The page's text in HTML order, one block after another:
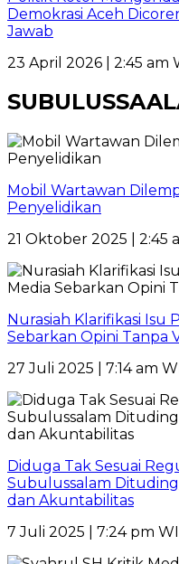
Demokrasi Aceh
Jawab
23 April 2026 | 2:45 am
Mobil Wartawan
Penyelidikan
21 Oktober 2025 | 2:45
Nurasiah Klarifikasi Isu
Sebarkan Opini Tanpa
27 Juli 2025 | 7:14 am
Diduga Tak Sesuai
Subulussalam
dan Akuntabilitas
7 Juli 2025 | 7:24 pm